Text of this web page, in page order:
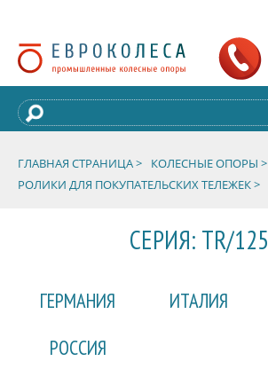
ГЛАВНАЯ СТРАНИЦА >
КОЛЕСНЫЕ ОПОРЫ >
РОЛИКИ ДЛЯ ПОКУПАТЕЛЬСКИХ ТЕЛЕЖЕК >
СЕРИЯ: TR/125
ГЕРМАНИЯ ИТАЛИЯ
РОССИЯ